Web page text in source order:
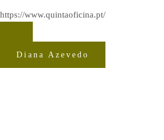
https://www.quintaoficina.pt/
Diana Azevedo